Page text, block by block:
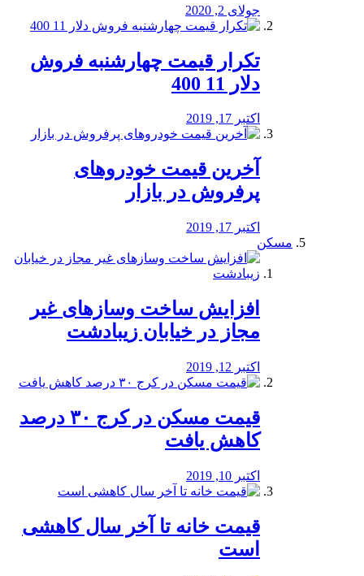
جولای 2, 2020
تکرار قیمت چهارشنبه فروش
دلار 11 400
اکتبر 17, 2019
آخرین قیمت خودرو‌های
پرفروش در بازار
اکتبر 17, 2019
مسکن
افزایش ساخت وسازهای غیر
مجاز در خیابان زیبادشت
اکتبر 12, 2019
️قیمت مسکن در کرج ۳۰ درصد
کاهش یافت
اکتبر 10, 2019
قیمت خانه تا آخر سال کاهشی
است